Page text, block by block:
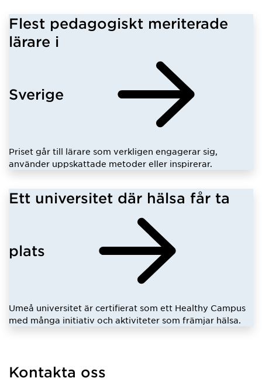
Flest pedagogiskt meriterade
lärare i
Sverige
Priset går till lärare som verkligen engagerar sig,
använder uppskattade metoder eller inspirerar.
Ett universitet där hälsa får ta
plats
Umeå universitet är certifierat som ett Healthy Campus
med många initiativ och aktiviteter som främjar hälsa.
Kontakta oss